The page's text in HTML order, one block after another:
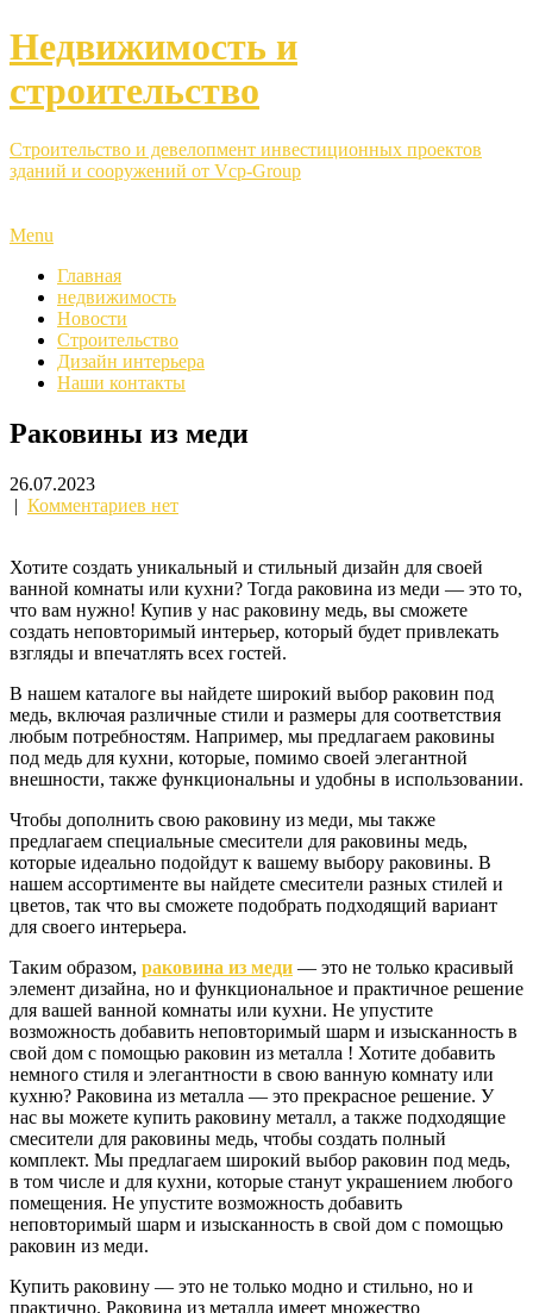
Недвижимость и
строительство
Строительство и девелопмент инвестиционных проектов
зданий и сооружений от Vcp-Group
Menu
Главная
недвижимость
Новости
Строительство
Дизайн интерьера
Наши контакты
Раковины из меди
26.07.2023
| Комментариев нет
Хотите создать уникальный и стильный дизайн для своей
ванной комнаты или кухни? Тогда раковина из меди — это то,
что вам нужно! Купив у нас раковину медь, вы сможете
создать неповторимый интерьер, который будет привлекать
взгляды и впечатлять всех гостей.
В нашем каталоге вы найдете широкий выбор раковин под
медь, включая различные стили и размеры для соответствия
любым потребностям. Например, мы предлагаем раковины
под медь для кухни, которые, помимо своей элегантной
внешности, также функциональны и удобны в использовании.
Чтобы дополнить свою раковину из меди, мы также
предлагаем специальные смесители для раковины медь,
которые идеально подойдут к вашему выбору раковины. В
нашем ассортименте вы найдете смесители разных стилей и
цветов, так что вы сможете подобрать подходящий вариант
для своего интерьера.
Таким образом, раковина из меди — это не только красивый
элемент дизайна, но и функциональное и практичное решение
для вашей ванной комнаты или кухни. Не упустите
возможность добавить неповторимый шарм и изысканность в
свой дом с помощью раковин из металла ! Хотите добавить
немного стиля и элегантности в свою ванную комнату или
кухню? Раковина из металла — это прекрасное решение. У
нас вы можете купить раковину металл, а также подходящие
смесители для раковины медь, чтобы создать полный
комплект. Мы предлагаем широкий выбор раковин под медь,
в том числе и для кухни, которые станут украшением любого
помещения. Не упустите возможность добавить
неповторимый шарм и изысканность в свой дом с помощью
раковин из меди.
Купить раковину — это не только модно и стильно, но и
практично. Раковина из металла имеет множество